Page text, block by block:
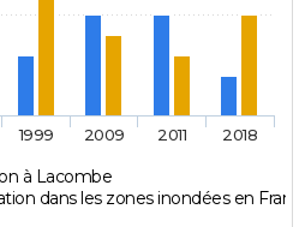
à Lacombe
dans les zones inondées en
1999 2009 2011 2018